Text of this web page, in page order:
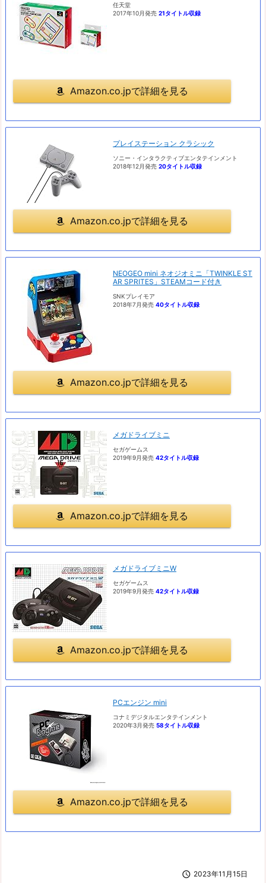
任天堂
2017年10月発売 21タイトル収録
Amazon.co.jpで詳細を見る
プレイステーション クラシック
ソニー・インタラクティブエンタテインメント
2018年12月発売 20タイトル収録
Amazon.co.jpで詳細を見る
NEOGEO mini ネオジオミニ「TWINKLE ST
AR SPRITES」STEAMコード付き
SNKプレイモア
2018年7月発売 40タイトル収録
Amazon.co.jpで詳細を見る
メガドライブミニ
セガゲームス
2019年9月発売 42タイトル収録
Amazon.co.jpで詳細を見る
メガドライブミニW
セガゲームス
2019年9月発売 42タイトル収録
Amazon.co.jpで詳細を見る
PCエンジン mini
コナミデジタルエンタテインメント
2020年3月発売 58タイトル収録
Amazon.co.jpで詳細を見る
 2023年11月15日